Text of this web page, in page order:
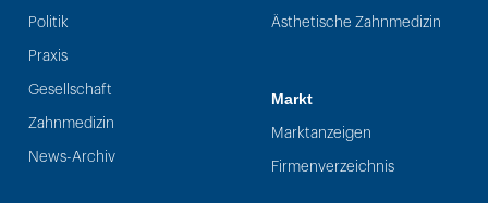
Politik
Praxis
Gesellschaft
Zahnmedizin
News-Archiv
Ästhetische Zahnmedizin
Markt
Marktanzeigen
Firmenverzeichnis